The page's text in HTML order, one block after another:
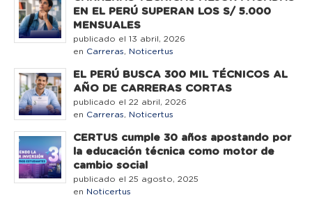
EN EL PERÚ SUPERAN LOS S/ 5.000
MENSUALES
publicado el 13 abril, 2026
en Carreras, Noticertus
EL PERÚ BUSCA 300 MIL TÉCNICOS AL
AÑO DE CARRERAS CORTAS
publicado el 22 abril, 2026
en Carreras, Noticertus
CERTUS cumple 30 años apostando por
la educación técnica como motor de
cambio social
publicado el 25 agosto, 2025
en Noticertus